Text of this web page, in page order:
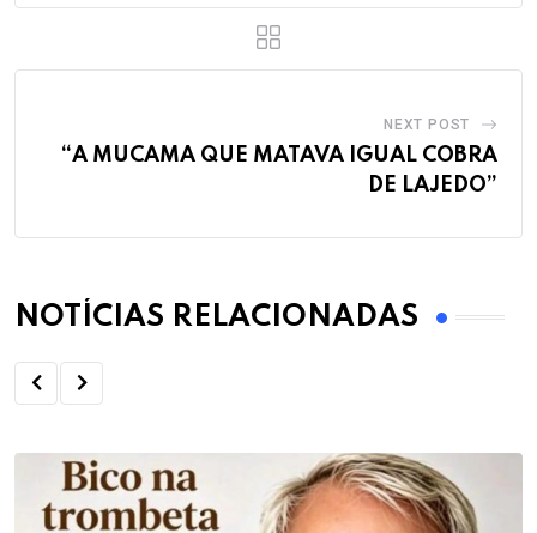
NEXT POST
“A MUCAMA QUE MATAVA IGUAL COBRA
DE LAJEDO”
NOTÍCIAS RELACIONADAS